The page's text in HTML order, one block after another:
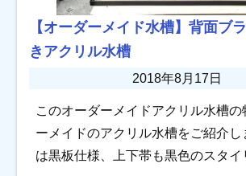
【オーダーメイド水槽】背面ブ
きアクリル水槽
2018年8月17日
このオーダーメイドアクリル水槽の
ーメイドのアクリル水槽をご紹介し
は黒板仕様、上下帯も黒色のスタイ